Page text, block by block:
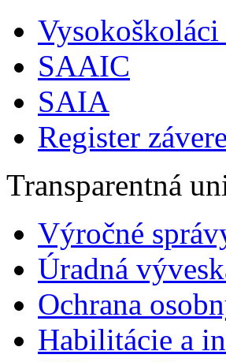
Vysokoškoláci
SAAIC
SAIA
Register
Transparentná
Výročné
Úradná
Ochrana
Habilitácie a